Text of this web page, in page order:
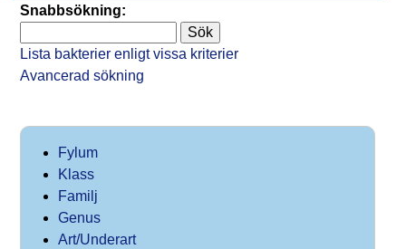
Snabbsökning:
Lista bakterier enligt vissa kriterier
Avancerad sökning
Fylum
Klass
Familj
Genus
Art/Underart